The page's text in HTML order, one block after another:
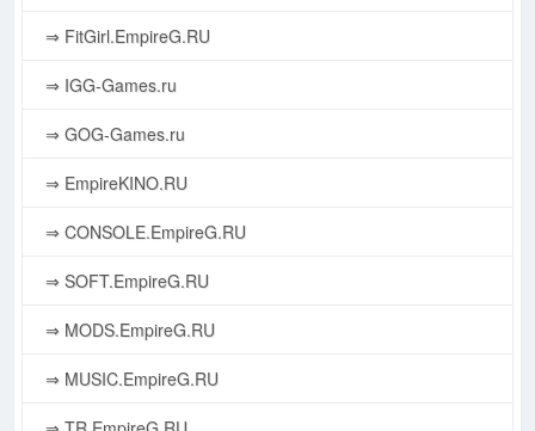
⇒ FitGirl.EmpireG.RU
⇒ IGG-Games.ru
⇒ GOG-Games.ru
⇒ EmpireKINO.RU
⇒ CONSOLE.EmpireG.RU
⇒ SOFT.EmpireG.RU
⇒ MODS.EmpireG.RU
⇒ MUSIC.EmpireG.RU